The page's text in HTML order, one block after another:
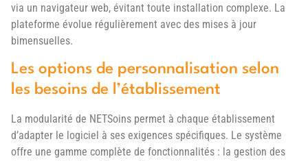
via un navigateur web, évitant toute installation complexe. La
plateforme évolue régulièrement avec des mises à jour
bimensuelles.
Les options de personnalisation selon
les besoins de l’établissement
La modularité de NETSoins permet à chaque établissement
d’adapter le logiciel à ses exigences spécifiques. Le système
offre une gamme complète de fonctionnalités : la gestion des